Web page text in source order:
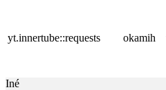
yt.innertube::requests okamih
Iné